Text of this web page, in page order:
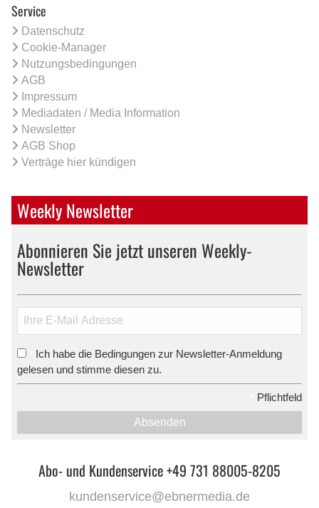
Service
Datenschutz
Cookie-Manager
Nutzungsbedingungen
AGB
Impressum
Mediadaten / Media Information
Newsletter
AGB Shop
Verträge hier kündigen
Weekly Newsletter
Abonnieren Sie jetzt unseren Weekly-
Newsletter
Ich habe die Bedingungen zur Newsletter-Anmeldung
gelesen und stimme diesen zu.
Pflichtfeld
Absenden
Abo- und Kundenservice +49 731 88005-8205
kundenservice@ebnermedia.de